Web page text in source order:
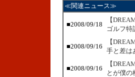
≪関連ニュース≫
■2008/09/18
【
ゴルフ特
■2008/09/16
【
手と差は
■2008/09/16
【
とが僕の